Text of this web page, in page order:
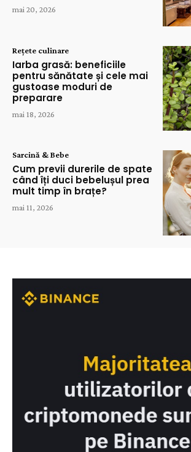
mai 20, 2026
Rețete culinare
Iarba grasă: beneficiile
pentru sănătate și cele mai
gustoase moduri de
preparare
mai 18, 2026
Sarcină & Bebe
Cum previi durerile de spate
când îți duci bebelușul prea
mult timp în brațe?
mai 11, 2026